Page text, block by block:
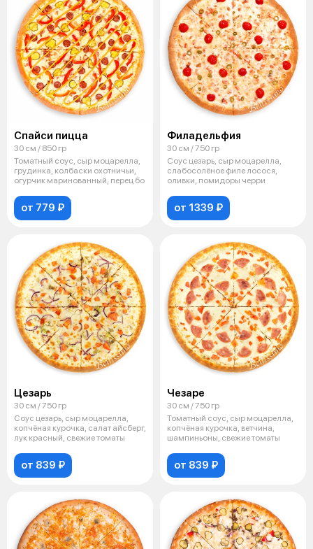
Спайси пицца
30 см / 850 гр
Томатный соус, сыр моцарелла,
грудинка, колбаски охотничьи,
огурчик маринованный, перец бо
от 779 ₽
Филадельфия
30 см / 750 гр
Соус цезарь, сыр моцарелла,
слабосолёное филе лосося,
оливки, помидоры черри
от 1339 ₽
Цезарь
30 см / 750 гр
Соус цезарь, сыр моцарелла,
копчёная курочка, салат айсберг,
лук красный, свежие томаты
от 839 ₽
Чезаре
30 см / 750 гр
Томатный соус, сыр моцарелла,
копчёная курочка, ветчина,
шампиньоны, свежие томаты
от 839 ₽